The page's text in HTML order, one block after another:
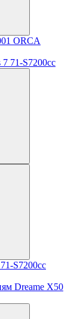
ORCA
S7200cc